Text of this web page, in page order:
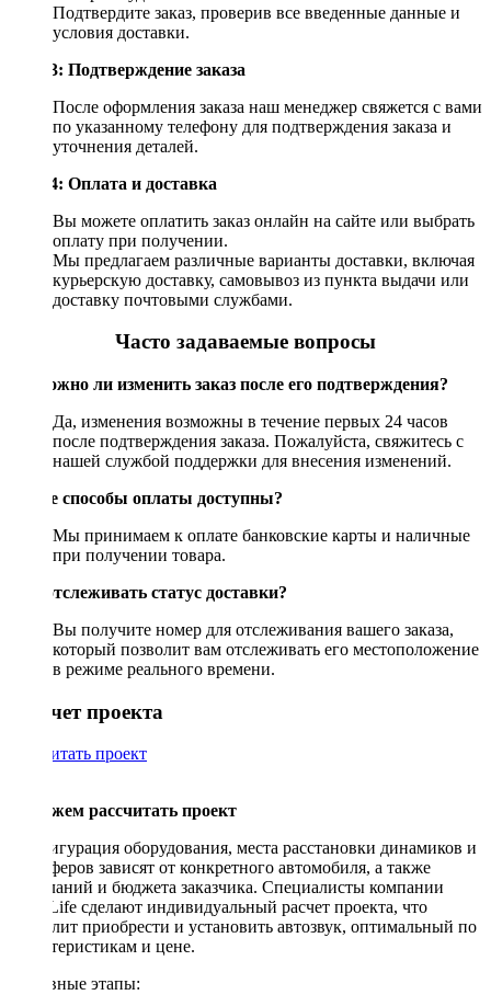
Подтвердите заказ, проверив все введенные данные и
условия доставки.
Шаг 3: Подтверждение заказа
После оформления заказа наш менеджер свяжется с вами
по указанному телефону для подтверждения заказа и
уточнения деталей.
Шаг 4: Оплата и доставка
Вы можете оплатить заказ онлайн на сайте или выбрать
оплату при получении.
Мы предлагаем различные варианты доставки, включая
курьерскую доставку, самовывоз из пункта выдачи или
доставку почтовыми службами.
Часто задаваемые вопросы
Возможно ли изменить заказ после его подтверждения?
Да, изменения возможны в течение первых 24 часов
после подтверждения заказа. Пожалуйста, свяжитесь с
нашей службой поддержки для внесения изменений.
Какие способы оплаты доступны?
Мы принимаем к оплате банковские карты и наличные
при получении товара.
Как отслеживать статус доставки?
Вы получите номер для отслеживания вашего заказа,
который позволит вам отслеживать его местоположение
в режиме реального времени.
Рассчет проекта
Рассчитать проект
Поможем рассчитать проект
Конфигурация оборудования, места расстановки динамиков и
сабвуферов зависят от конкретного автомобиля, а также
пожеланий и бюджета заказчика. Специалисты компании
DriveLife сделают индивидуальный расчет проекта, что
позволит приобрести и установить автозвук, оптимальный по
характеристикам и цене.
Основные этапы: